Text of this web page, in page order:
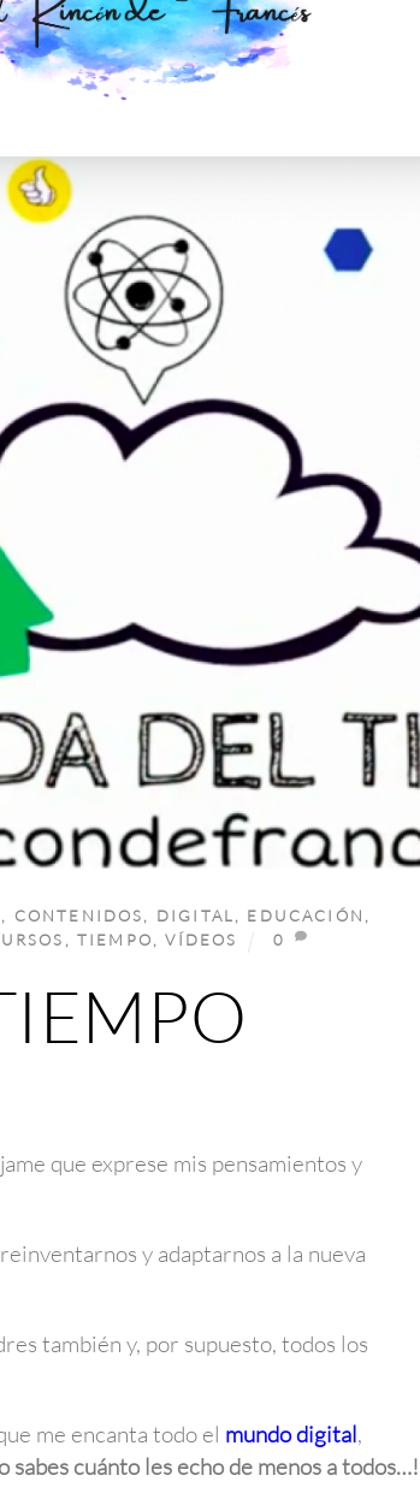
, CONTENIDOS, DIGITAL, EDUCACIÓN ,
, TIEMPO,VÍDEOS 0
que exprese mis pensamientos y
y adaptarnos a la nueva
también y, por supuesto, todos los
me encanta todo el mundo digital,
sabes cuánto les echo de menos a todos…!